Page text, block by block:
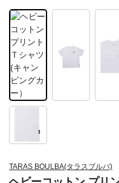
TARAS BOULBA(タラスブルバ)